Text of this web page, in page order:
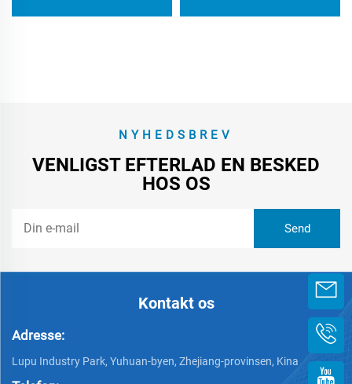
NYHEDSBREV
VENLIGST EFTERLAD EN BESKED
HOS OS
Kontakt os
Adresse:
Lupu Industry Park, Yuhuan-byen, Zhejiang-provinsen, Kina